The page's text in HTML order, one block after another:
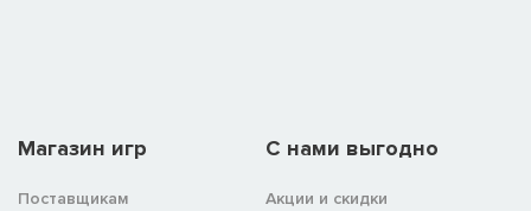
Магазин игр
Поставщикам
C нами выгодно
Акции и скидки